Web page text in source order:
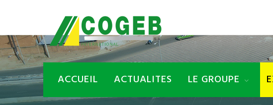
ACCUEIL ACTUALITES LE GROUPE